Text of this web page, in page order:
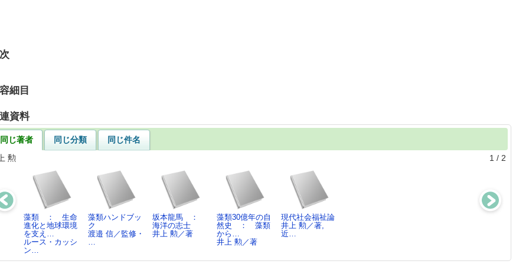
細目
資料
同じ著者 同じ分類
同じ件名
勲
1 / 2
藻類 ： 生命
進化と地球環境
を支え…
ルース・カッシ
ン…
藻類ハンドブッ
ク
渡邉 信／監修・
…
坂本龍馬 ：
海洋の志士
井上 勲／著
藻類30億年の自
然史 ： 藻類
から…
井上 勲／著
現代社会福祉論
井上 勲／著,
近…